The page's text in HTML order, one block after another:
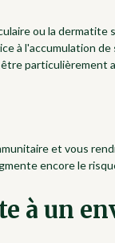
ou la
à l'accumulation
particulièrement
et vous
encore le
à un